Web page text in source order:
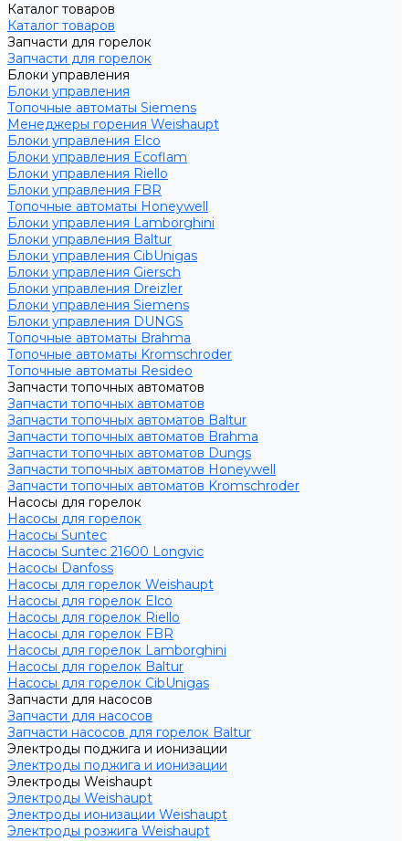
Каталог товаров
Каталог товаров
Запчасти для горелок
Запчасти для горелок
Блоки управления
Блоки управления
Топочные автоматы Siemens
Менеджеры горения Weishaupt
Блоки управления Elco
Блоки управления Ecoflam
Блоки управления Riello
Блоки управления FBR
Топочные автоматы Honeywell
Блоки управления Lamborghini
Блоки управления Baltur
Блоки управления CibUnigas
Блоки управления Giersch
Блоки управления Dreizler
Блоки управления Siemens
Блоки управления DUNGS
Топочные автоматы Brahma
Топочные автоматы Kromschroder
Топочные автоматы Resideo
Запчасти топочных автоматов
Запчасти топочных автоматов
Запчасти топочных автоматов Baltur
Запчасти топочных автоматов Brahma
Запчасти топочных автоматов Dungs
Запчасти топочных автоматов Honeywell
Запчасти топочных автоматов Kromschroder
Насосы для горелок
Насосы для горелок
Насосы Suntec
Насосы Suntec 21600 Longvic
Насосы Danfoss
Насосы для горелок Weishaupt
Насосы для горелок Elco
Насосы для горелок Riello
Насосы для горелок FBR
Насосы для горелок Lamborghini
Насосы для горелок Baltur
Насосы для горелок CibUnigas
Запчасти для насосов
Запчасти для насосов
Запчасти насосов для горелок Baltur
Электроды поджига и ионизации
Электроды поджига и ионизации
Электроды Weishaupt
Электроды Weishaupt
Электроды ионизации Weishaupt
Электроды розжига Weishaupt